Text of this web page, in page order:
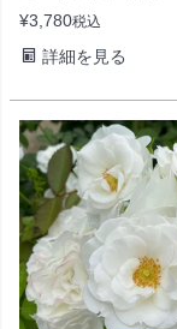
¥3,780税込
詳細を見る